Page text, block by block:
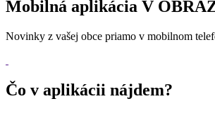
Mobilná aplikácia V
Novinky z vašej obce priamo v mobilnom
Čo v aplikácii nájdem?